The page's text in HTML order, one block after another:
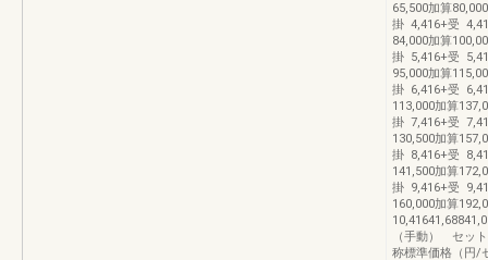
65,500加算
掛 4,416+受
84,000加算
掛 5,416+受
95,000加算
掛 6,416+受
113,000加算
掛 7,416+受
130,500加算
掛 8,416+受
141,500加算
掛 9,416+受
160,000加算
（手動） セ
称標準価格（円/